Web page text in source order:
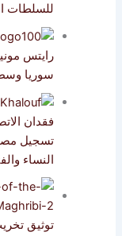
للسلطات السورية
رايتس مونيتور:
سوريا وسط
فقدان الاتصال
تسجيل مصوّر
النساء والفتيات
توثيق تخريب